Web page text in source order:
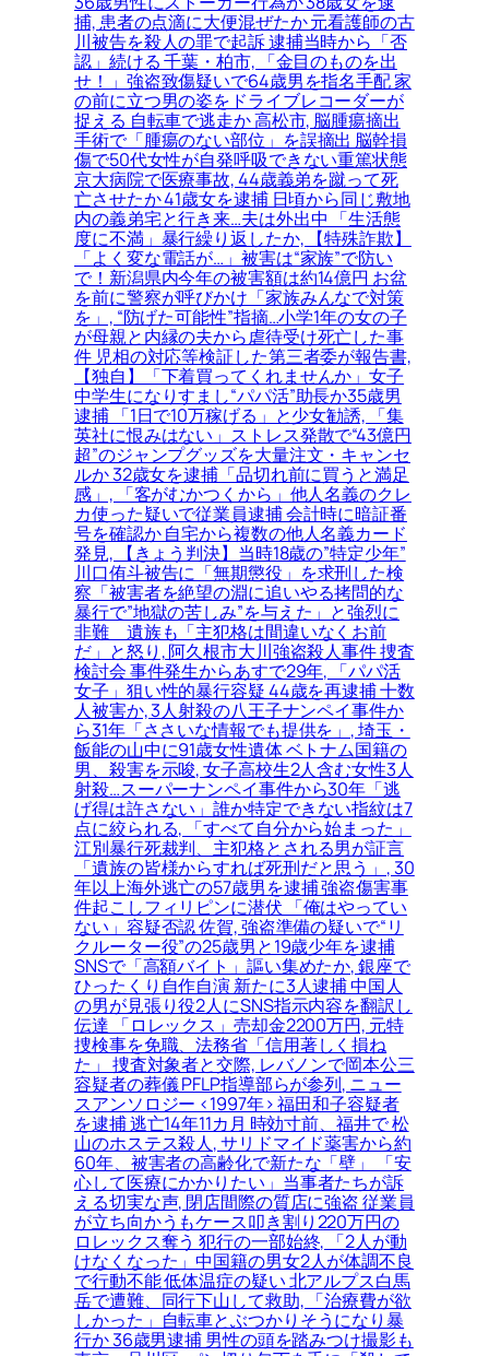
捕, 患者の点滴に大便混ぜたか 元看護師の古
川被告を殺人の罪で起訴 逮捕当時から「否
認」続ける 千葉・柏市, 「金目のものを出
せ！」強盗致傷疑いで64歳男を指名手配 家
の前に立つ男の姿をドライブレコーダーが
捉える 自転車で逃走か 高松市, 脳腫瘍摘出
手術で「腫瘍のない部位」を誤摘出 脳幹損
傷で50代女性が自発呼吸できない重篤状態
京大病院で医療事故, 44歳義弟を蹴って死
亡させたか 41歳女を逮捕 日頃から同じ敷地
内の義弟宅と行き来…夫は外出中 「生活態
度に不満」暴行繰り返したか, 【特殊詐欺】
「よく変な電話が…」被害は“家族”で防い
で！新潟県内今年の被害額は約14億円 お盆
を前に警察が呼びかけ「家族みんなで対策
を」, “防げた可能性”指摘…小学1年の女の子
が母親と内縁の夫から虐待受け死亡した事
件 児相の対応等検証した第三者委が報告書,
【独自】「下着買ってくれませんか」女子
中学生になりすまし“パパ活”助長か35歳男
逮捕 「1日で10万稼げる」と少女勧誘, 「集
英社に恨みはない」ストレス発散で“43億円
超”のジャンプグッズを大量注文・キャンセ
ルか 32歳女を逮捕「品切れ前に買うと満足
感」, 「客がむかつくから」他人名義のクレ
カ使った疑いで従業員逮捕 会計時に暗証番
号を確認か 自宅から複数の他人名義カード
発見, 【きょう判決】当時18歳の”特定少年”
川口侑斗被告に「無期懲役」を求刑した検
察「被害者を絶望の淵に追いやる拷問的な
暴行で”地獄の苦しみ”を与えた」と強烈に
非難＿遺族も「主犯格は間違いなくお前
だ」と怒り, 阿久根市大川強盗殺人事件 捜査
検討会 事件発生からあすで29年, 「パパ活
女子」狙い性的暴行容疑 44歳を再逮捕 十数
人被害か, 3人射殺の八王子ナンペイ事件か
ら31年「ささいな情報でも提供を」, 埼玉・
飯能の山中に91歳女性遺体 ベトナム国籍の
男、殺害を示唆, 女子高校生2人含む女性3人
射殺…スーパーナンペイ事件から30年「逃
げ得は許さない」誰か特定できない指紋は7
点に絞られる, 「すべて自分から始まった」
江別暴行死裁判、主犯格とされる男が証言
「遺族の皆様からすれば死刑だと思う」, 30
年以上海外逃亡の57歳男を逮捕 強盗傷害事
件起こしフィリピンに潜伏 「俺はやってい
ない」容疑否認 佐賀, 強盗準備の疑いで“リ
クルーター役”の25歳男と19歳少年を逮捕
SNSで「高額バイト」謳い集めたか, 銀座で
ひったくり自作自演 新たに3人逮捕 中国人
の男が見張り役2人にSNS指示内容を翻訳し
伝達 「ロレックス」売却金2200万円, 元特
捜検事を免職、法務省「信用著しく損ね
た」 捜査対象者と交際, レバノンで岡本公三
容疑者の葬儀 PFLP指導部らが参列, ニュー
スアンソロジー <1997年> 福田和子容疑者
を逮捕 逃亡14年11カ月 時効寸前、福井で 松
山のホステス殺人, サリドマイド薬害から約
60年、被害者の高齢化で新たな「壁」 「安
心して医療にかかりたい」当事者たちが訴
える切実な声, 閉店間際の質店に強盗 従業員
が立ち向かうもケース叩き割り220万円の
ロレックス奪う 犯行の一部始終, 「2人が動
けなくなった」中国籍の男女2人が体調不良
で行動不能 低体温症の疑い 北アルプス白馬
岳で遭難、同行下山して救助, 「治療費が欲
しかった」自転車とぶつかりそうになり暴
行か 36歳男逮捕 男性の頭を踏みつけ撮影も